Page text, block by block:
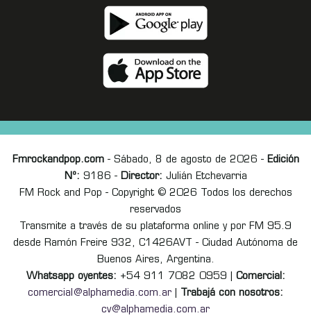
Fmrockandpop.com- Sábado, 8 de agosto de 2026 - Edición
Nº: 9186 - Director: Julián Etchevarria
FM Rock and Pop - Copyright © 2026 Todos los derechos
reservados
Transmite a través de su plataforma online y por FM 95.9
desde Ramón Freire 932, C1426AVT - Ciudad Autónoma de
Buenos Aires, Argentina.
Whatsapp oyentes: +54 911 7082 0959 | Comercial:
comercial@alphamedia.com.ar
Trabajá con nosotros:
cv@alphamedia.com.ar